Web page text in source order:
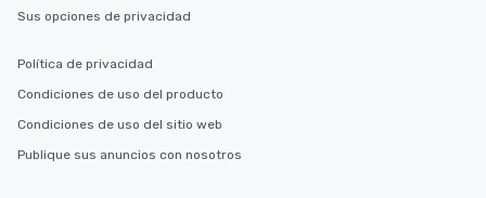
Sus opciones de privacidad
Política de privacidad
Condiciones de uso del producto
Condiciones de uso del sitio web
Publique sus anuncios con nosotros